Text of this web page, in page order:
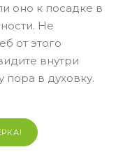
оно к посадке в
Не
от этого
внутри
пора в духовку.